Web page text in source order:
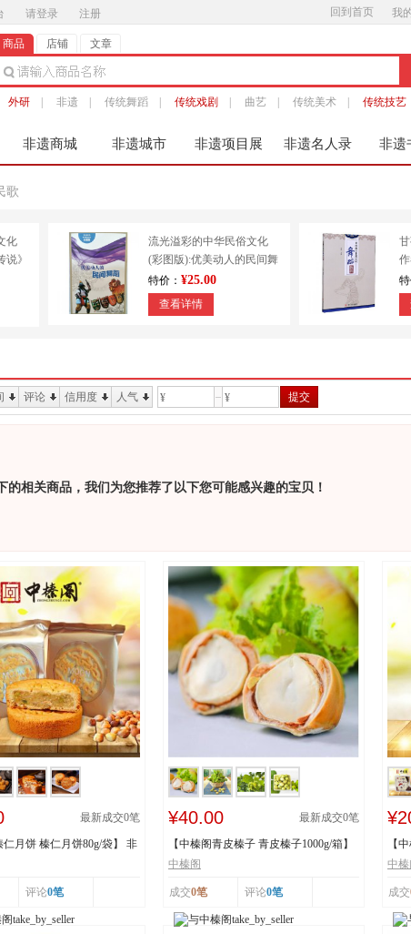
请登录 注册 回到首页 我
商品 店铺 文章
外研 非遗 传统舞蹈 传统戏剧 曲艺 传统美术 传统技艺
非遗商城 非遗城市 非遗项目展 非遗名人录 非遗
歌
化
》
流光溢彩的中华民俗文化
(彩图版):优美动人的民间舞
蹈 9787553451213
特价： ¥25.00
查看详情
特
评论 信用度 人气 ¥ ¥ 提交
的相关商品，我们为您推荐了以下您可能感兴趣的宝贝！
最新成交0笔
仁月饼 榛仁月饼80g/袋】 非
评论0笔
¥40.00 最新成交0笔
【中榛阁青皮榛子 青皮榛子1000g/箱】
非遗工艺 清...
中榛阁
成交0笔 评论0笔
【
罐】
中榛
成交